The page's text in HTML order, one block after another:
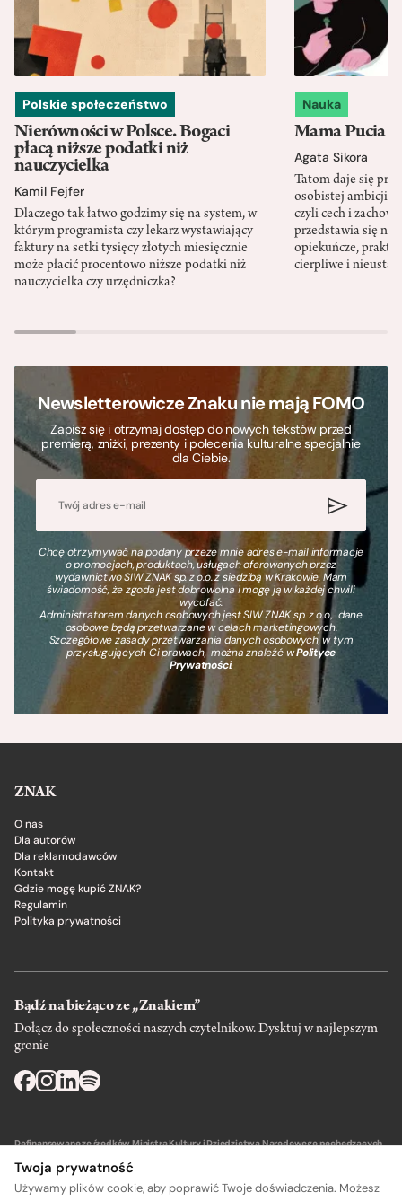
Polskie społeczeństwo
Nierówności w Polsce. Bogaci
płacą niższe podatki niż
nauczycielka
Kamil Fejfer
Dlaczego tak łatwo godzimy się na system, w
którym programista czy lekarz wystawiający
faktury na setki tysięcy złotych miesięcznie
może płacić procentowo niższe podatki niż
nauczycielka czy urzędniczka?
Nauka
Mama Pucia
Agata Sikora
Tatom daje się
osobistej ambicji,
czyli cech i
przedstawia się
opiekuńcze,
cierpliwe i
Newsletterowicze Znaku nie mają FOMO
Zapisz się i otrzymaj dostęp do nowych tekstów przed
premierą, zniżki, prezenty i polecenia kulturalne specjalnie
dla Ciebie.
Chcę otrzymywać na podany przeze mnie adres e-mail informacje
o promocjach, produktach, usługach oferowanych przez
wydawnictwo SIW ZNAK sp. z o.o. z siedzibą w Krakowie. Mam
świadomość, że zgoda jest dobrowolna i mogę ją w każdej chwili
wycofać.
Administratorem danych osobowych jest SIW ZNAK sp. z o.o., dane
osobowe będą przetwarzane w celach marketingowych.
Szczegółowe zasady przetwarzania danych osobowych, w tym
przysługujących Ci prawach, można znaleźć wPolityce
Prywatności.
ZNAK
O nas
Dla autorów
Dla reklamodawców
Kontakt
Gdzie mogę kupić ZNAK?
Regulamin
Polityka prywatności
Bądź na bieżąco ze „Znakiem”
Dołącz do społeczności naszych czytelnikow. Dysktuj w najlepszym
gronie
Dofinansowano ze środków Ministra Kultury i Dziedzictwa Narodowego pochodzących
Twoja prywatność
Używamy plików cookie, aby poprawić Twoje doświadczenia. Możesz